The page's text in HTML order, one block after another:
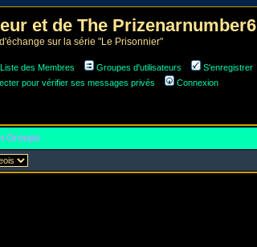
et de The Prizenarnumber6
sur la série "Le Prisonnier"
Liste des Membres Groupes d'utilisateurs
S'enregistrer
pour vérifier ses messages privés Connexion
Groupe